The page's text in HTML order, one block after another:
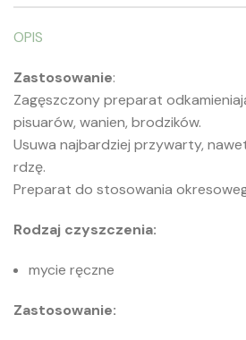
OPIS
Zastosowanie:
Zagęszczony preparat
pisuarów, wanien, brodzików.
Usuwa najbardziej przywarty,
rdzę.
Preparat do stosowania
Rodzaj czyszczenia:
mycie ręczne
Zastosowanie: